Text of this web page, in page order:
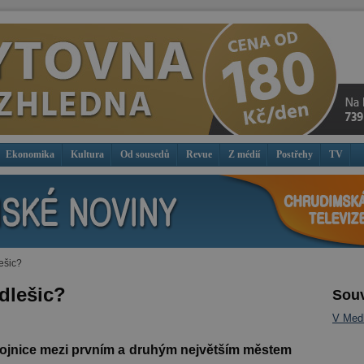
Ekonomika Kultura Od sousedů Revue Z médií Postřehy TV
mezi prvním a druhým největším městem
V